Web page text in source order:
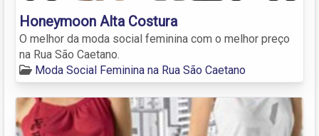
Honeymoon Alta Costura
O melhor da moda social feminina com o melhor preço
na Rua São Caetano.
Moda Social Feminina na Rua São Caetano